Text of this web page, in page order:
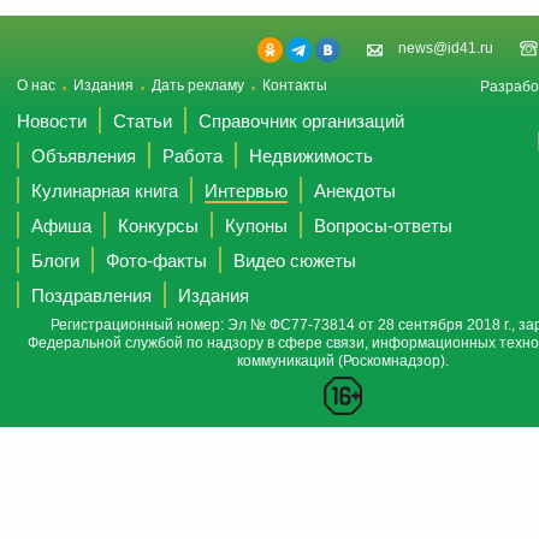
news@id41.ru
О нас Издания Дать рекламу Контакты
Новости Статьи
Справочник организаций
Объявления
Работа
Недвижимость
Кулинарная книга
Интервью
Анекдоты
Афиша
Конкурсы Купоны
Вопросы-ответы
Блоги
Фото-факты
Видео сюжеты
Поздравления
Издания
Регистрационный номер: Эл № ФС77-73814 от 28 сентября 2018 г.,
Федеральной службой по надзору в сфере связи, информационных
коммуникаций (Роскомнадзор).